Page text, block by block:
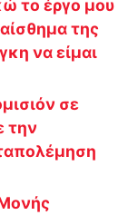
το έργο μου
της
να είμαι
σε
την